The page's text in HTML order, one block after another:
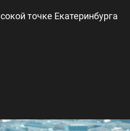
точке Екатеринбурга